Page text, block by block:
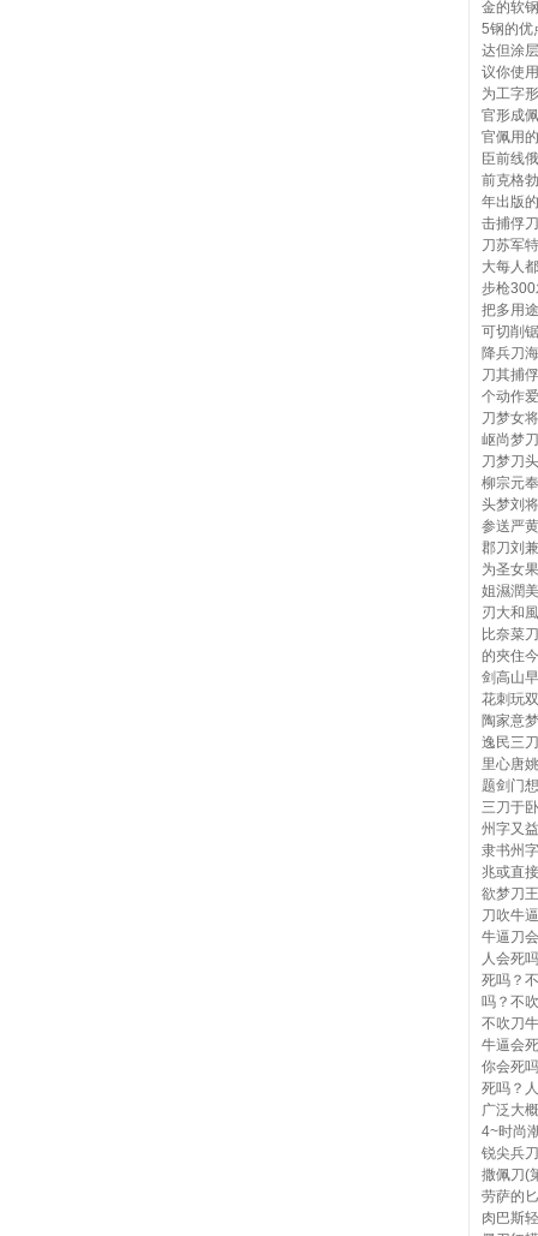
金的软
5钢的优
达但涂
议你使
为工字
官形成
官佩用
臣前线
前克格
年出版
击捕俘
刀苏军
大每人
步枪
把多用
可切削
降兵刀
刀其捕
个动作
刀梦女
岖尚梦
刀梦刀
柳宗元
头梦刘
参送严
郡刀刘
为圣女
姐濕潤
刃大和
比奈菜
的夾住
剑高山
花刺玩
陶家意
逸民三
里心唐
题剑门
三刀于
州字又
隶书州
兆或直
欲梦刀
刀吹牛
牛逼刀
人会死
死吗？
吗？不
不吹刀
牛逼会
你会死
死吗？
广泛大
4~时尚
锐尖兵
撒佩刀(
劳萨的
肉巴斯